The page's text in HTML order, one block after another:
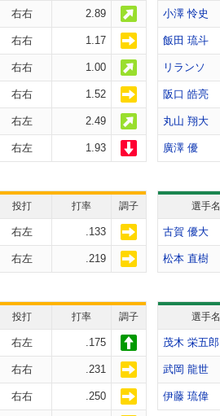
右右 2.89
右右 1.17
右右 1.00
右右 1.52
右左 2.49
右左 1.93
小澤 怜史
飯田 琉斗
リランソ
阪口 皓亮
丸山 翔大
廣澤 優
投打 打率 調子
右左 .133
右左 .219
選手名
古賀 優大
松本 直樹
投打 打率 調子
右左 .175
右右 .231
右右 .250
選手名
茂木 栄五郎
武岡 龍世
伊藤 琉偉